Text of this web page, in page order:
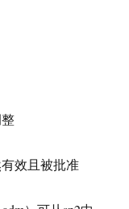
效且被批准